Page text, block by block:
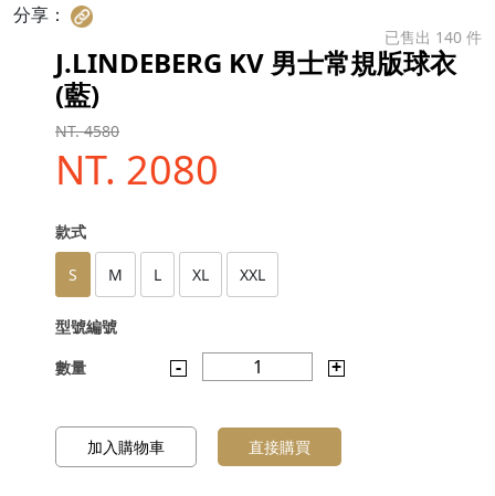
分享：
已售出 140 件
J.LINDEBERG KV 男士常規版球衣
(藍)
NT. 4580
NT. 2080
款式
S M L XL XXL
型號編號
數量
- 1 +
加入購物車 直接購買